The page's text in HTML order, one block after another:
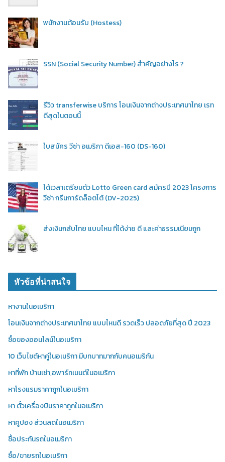
พนักงานต้อนรับ (Hostess)
SSN (Social Security Number) สำคัญอย่างไร ?
รีวิว transferwise บริการ โอนเงินจากต่างประเทศมาไทย เรท
ดีสุดในตอนนี้
ใบสมัคร วีซ่า อเมริกา ดีเอส-160 (DS-160)
ได้เวลาเตรียมตัว Lotto Green card สมัครปี 2023 โครงการ
วีซ่า กรีนการ์ดล็อตโต้ (DV-2025)
ส่งเงินกลับไทย แบบไหน ที่ได้ง่าย ดี และค่าธรรมเนียมถูก
หัวข้อที่น่าสนใจ
หางานในอเมริกา
โอนเงินจากต่างประเทศมาไทย แบบไหนดี รวดเร็ว ปลอดภัยที่สุด ปี 2023
ซื้อของออนไลน์ในอเมริกา
10 เว็บไซต์หาคู่ในอเมริกา มีบทบาทมากกับคนอเมริกัน
หาที่พัก บ้านเช่า,อพาร์ทเมนต์ในอเมริกา
หาโรงแรมราคาถูกในอเมริกา
หา ตั๋วเครื่องบินราคาถูกในอเมริกา
หาคูปอง ส่วนลดในอเมริกา
ซื้อประกันรถในอเมริกา
ซื้อ/ขายรถในอเมริกา